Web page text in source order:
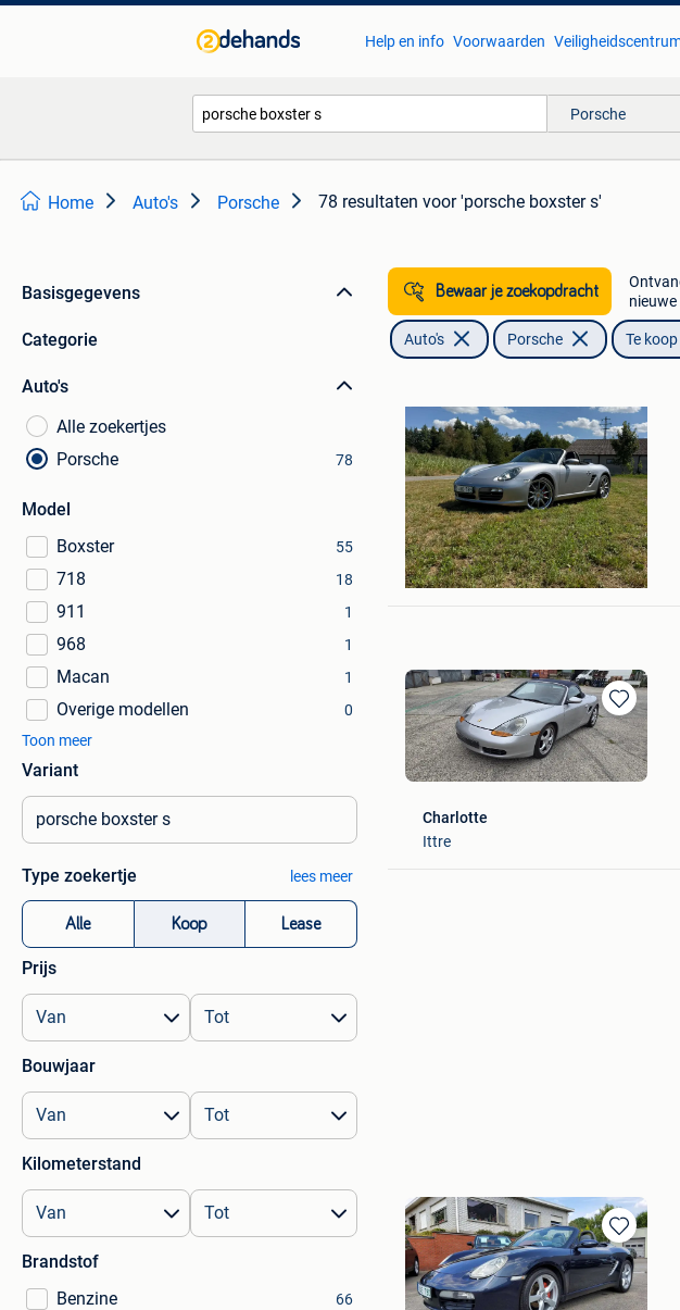
Help en info Voorwaarden
Porsche
Home Auto's Porsche 78 resultaten voor 'porsche boxster s'
Basisgegevens
Categorie
Auto's
Alle zoekertjes
Porsche
78
Model
Boxster
55
718 18
911 1
968 1
Macan 1
Overige modellen
0
Toon meer
Variant
Type zoekertje lees meer
Alle Koop Lease
Prijs
Bouwjaar
Kilometerstand
Brandstof
Benzine
66
Bewaar je zoekopdracht
Auto's Porsche Te koop
Mijn
Favorieten
Svhorsestrucks
Gembloux
Bewaren
in
Mijn
Favorieten
Charlotte
Ittre
Bewaren
in
Mijn
Favorieten